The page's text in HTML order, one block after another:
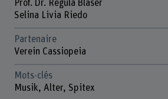
Prof. Dr. Regula Blaser
Selina Livia Riedo
Partenaire
Verein Cassiopeia
Mots-clés
Musik, Alter, Spitex